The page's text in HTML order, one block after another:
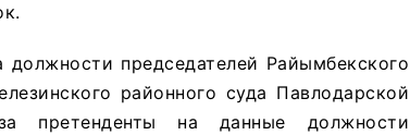
председателей Райымбекского
районного суда Павлодарской
претенденты на данные должности